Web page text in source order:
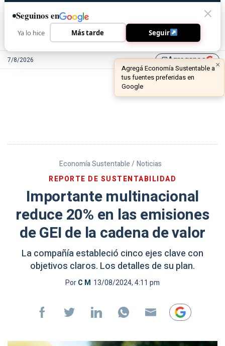
7/8/2026 library_addAgreganos
Economía Sustentable / Noticias
REPORTE DE SUSTENTABILIDAD
Importante multinacional
reduce 20% en las emisiones
de GEI de la cadena de valor
La compañía estableció cinco ejes clave con
objetivos claros. Los detalles de su plan.
PorC M 13/08/2024, 4:11 pm
Seguinos en
Ya lo hice Más tarde Seguir